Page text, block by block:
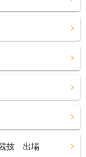
技 出場